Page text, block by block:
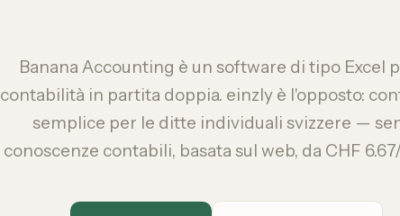
Banana Accounting è un software di tipo Excel
contabilità in partita doppia. einzly è l'opposto:
semplice per le ditte individuali svizzere —
conoscenze contabili, basata sul web, da CHF